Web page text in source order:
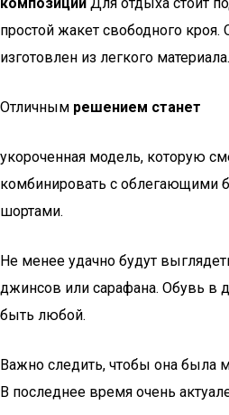
простой жакет свободного
изготовлен из легкого материала.
Отличным решением станет
укороченная модель, которую
комбинировать с облегающими
шортами.
Не менее удачно будут
джинсов или сарафана. Обувь в
быть любой.
Важно следить, чтобы она была
В последнее время очень